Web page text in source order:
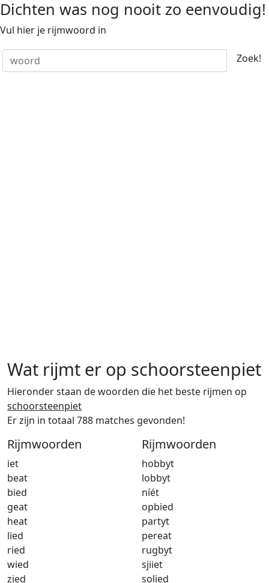
Dichten was nog nooit zo eenvoudig!
Vul hier je rijmwoord in
Wat rijmt er op schoorsteenpiet
Hieronder staan de woorden die het beste rijmen op
schoorsteenpiet
Er zijn in totaal 788 matches gevonden!
Rijmwoorden
iet
beat
bied
geat
heat
lied
ried
wied
zied
Rijmwoorden
hobbyt
lobbyt
níét
opbied
partyt
pereat
rugbyt
sjiiet
solied